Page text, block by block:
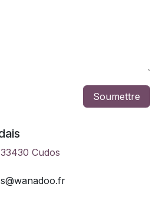
Soumettre
Cudos